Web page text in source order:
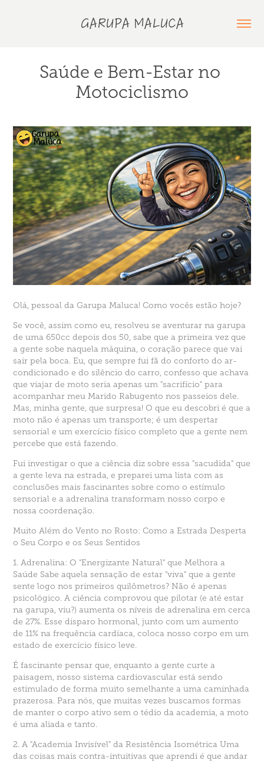
GARUPA MALUCA
Saúde e Bem-Estar no
Motociclismo
Olá, pessoal da Garupa Maluca! Como vocês estão hoje?
Se você, assim como eu, resolveu se aventurar na garupa
de uma 650cc depois dos 50, sabe que a primeira vez que
a gente sobe naquela máquina, o coração parece que vai
sair pela boca. Eu, que sempre fui fã do conforto do ar-
condicionado e do silêncio do carro, confesso que achava
que viajar de moto seria apenas um "sacrifício" para
acompanhar meu Marido Rabugento nos passeios dele.
Mas, minha gente, que surpresa! O que eu descobri é que a
moto não é apenas um transporte; é um despertar
sensorial e um exercício físico completo que a gente nem
percebe que está fazendo.
Fui investigar o que a ciência diz sobre essa "sacudida" que
a gente leva na estrada, e preparei uma lista com as
conclusões mais fascinantes sobre como o estímulo
sensorial e a adrenalina transformam nosso corpo e
nossa coordenação.
Muito Além do Vento no Rosto: Como a Estrada Desperta
o Seu Corpo e os Seus Sentidos
1. Adrenalina: O "Energizante Natural" que Melhora a
Saúde Sabe aquela sensação de estar "viva" que a gente
sente logo nos primeiros quilômetros? Não é apenas
psicológico. A ciência comprovou que pilotar (e até estar
na garupa, viu?) aumenta os níveis de adrenalina em cerca
de 27%. Esse disparo hormonal, junto com um aumento
de 11% na frequência cardíaca, coloca nosso corpo em um
estado de exercício físico leve.
É fascinante pensar que, enquanto a gente curte a
paisagem, nosso sistema cardiovascular está sendo
estimulado de forma muito semelhante a uma caminhada
prazerosa. Para nós, que muitas vezes buscamos formas
de manter o corpo ativo sem o tédio da academia, a moto
é uma aliada e tanto.
2. A "Academia Invisível" da Resistência Isométrica Uma
das coisas mais contra-intuitivas que aprendi é que andar